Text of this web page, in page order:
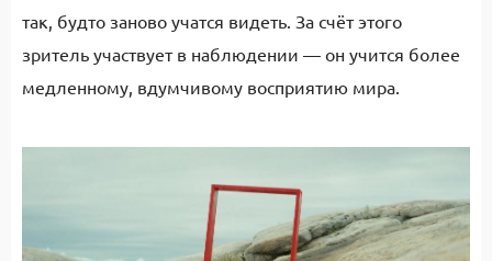
так, будто заново учатся видеть. За счёт этого
зритель участвует в наблюдении — он учится более
медленному, вдумчивому восприятию мира.